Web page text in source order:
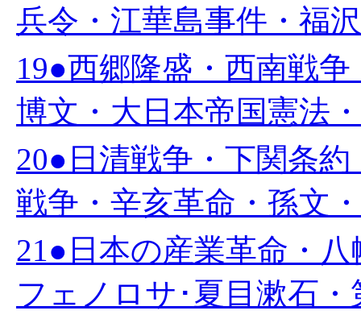
兵令・江華島事件・福
19●西郷隆盛・西南戦
博文・大日本帝国憲法
20●日清戦争・下関条
戦争・辛亥革命・孫文
21●日本の産業革命・
フェノロサ･夏目漱石